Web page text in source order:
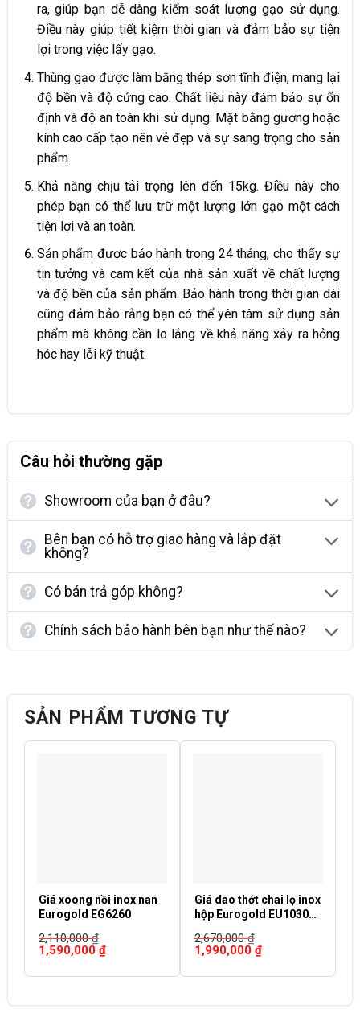
ra, giúp bạn dễ dàng kiểm soát lượng gạo sử dụng.
Điều này giúp tiết kiệm thời gian và đảm bảo sự tiện
lợi trong việc lấy gạo.
Thùng gạo được làm bằng thép sơn tĩnh điện, mang lại
độ bền và độ cứng cao. Chất liệu này đảm bảo sự ổn
định và độ an toàn khi sử dụng. Mặt bằng gương hoặc
kính cao cấp tạo nên vẻ đẹp và sự sang trọng cho sản
phẩm.
Khả năng chịu tải trọng lên đến 15kg. Điều này cho
phép bạn có thể lưu trữ một lượng lớn gạo một cách
tiện lợi và an toàn.
Sản phẩm được bảo hành trong 24 tháng, cho thấy sự
tin tưởng và cam kết của nhà sản xuất về chất lượng
và độ bền của sản phẩm. Bảo hành trong thời gian dài
cũng đảm bảo rằng bạn có thể yên tâm sử dụng sản
phẩm mà không cần lo lắng về khả năng xảy ra hỏng
hóc hay lỗi kỹ thuật.
Câu hỏi thường gặp
Showroom của bạn ở đâu?
Bên bạn có hỗ trợ giao hàng và lắp đặt
không?
Có bán trả góp không?
Chính sách bảo hành bên bạn như thế nào?
SẢN PHẨM TƯƠNG TỰ
Giá xoong nồi inox nan
Eurogold EG6260
2,110,000₫
Giá
gốc
là:
1,590,000 ₫Giá
tại
Giá dao thớt chai lọ inox
hộp Eurogold EU1030
2,670,000₫
Giá
gốc
là:
1,990,000 ₫Giá
tại